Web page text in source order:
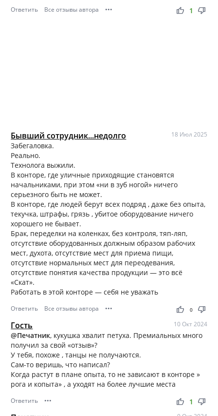
Ответить Все отзывы автора ••• thumb_up thumb_down
1
Бывший сотрудник...недолго 18 Июл 2025
Забегаловка.
Реально.
Технолога выжили.
В конторе, где уличные приходящие становятся
начальниками, при этом «ни в зуб ногой» ничего
серьезного быть не может.
В конторе, где людей берут всех подряд , даже без опыта,
текучка, штрафы, грязь , убитое оборудование ничего
хорошего не бывает.
Брак, переделки на коленках, без контроля, тяп-ляп,
отсутствие оборудованных должным образом рабочих
мест, духота, отсутствие мест для приема пищи,
отсутствие нормальных мест для переодевания,
отсутствие понятия качества продукции — это всё
«Скат».
Работать в этой конторе — себя не уважать
Ответить Все отзывы автора ••• thumb_up thumb_down
0
Гость 10 Окт 2024
@Печатник, кукушка хвалит петуха. Премиальных много
получил за свой «отзыв»?
У тебя, похоже , танцы не получаются.
Сам-то веришь, что написал?
Когда растут в плане опыта, то не зависают в конторе »
рога и копыта» , а уходят на более лучшие места
Ответить ••• thumb_up thumb_down
1